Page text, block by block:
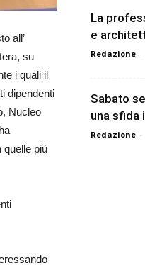
all’
su
i quali il
dipendenti
Nucleo
quelle più
La
e
Redazione -
Sabato
una sfida
Redazione -